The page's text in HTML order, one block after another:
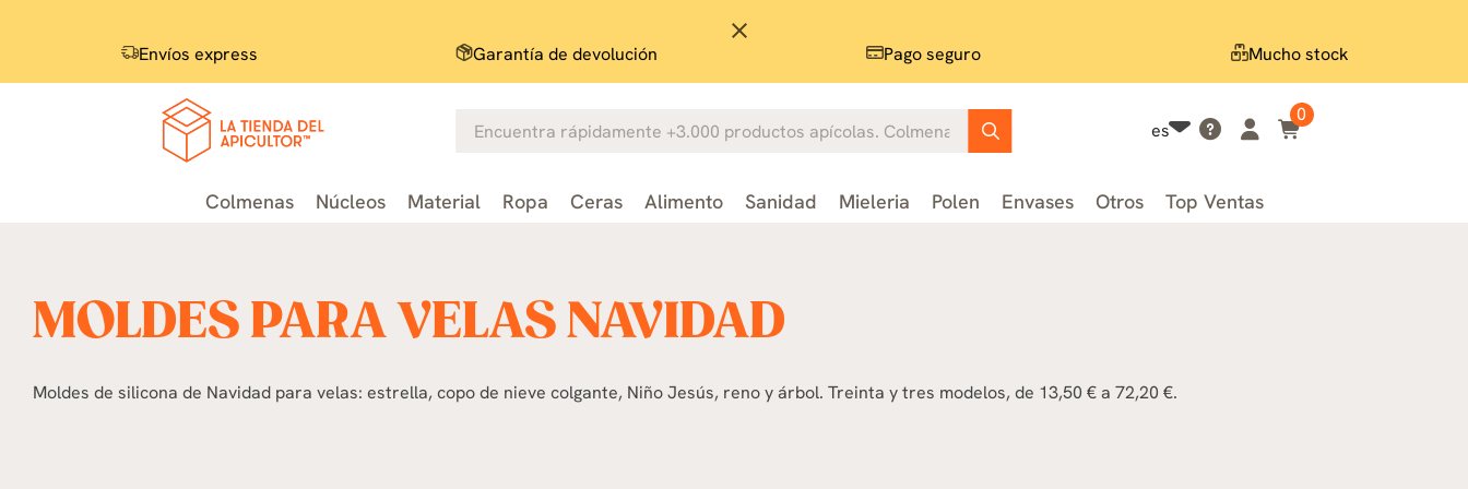
close
Envíos express Garantía de devolución Pago seguro Mucho stock
es
0
Colmenas Núcleos Material Ropa Ceras Alimento Sanidad Mieleria Polen Envases Otros Top Ventas
MOLDES PARA VELAS NAVIDAD
Moldes de silicona de Navidad para velas: estrella, copo de nieve colgante, Niño Jesús, reno y árbol. Treinta y tres modelos, de 13,50 € a 72,20 €.